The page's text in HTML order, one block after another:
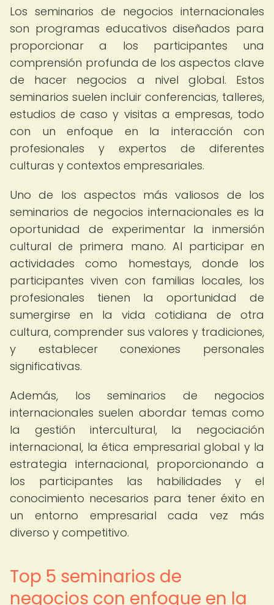
Los seminarios de negocios internacionales
son programas educativos diseñados para
proporcionar a los participantes una
comprensión profunda de los aspectos clave
de hacer negocios a nivel global. Estos
seminarios suelen incluir conferencias, talleres,
estudios de caso y visitas a empresas, todo
con un enfoque en la interacción con
profesionales y expertos de diferentes
culturas y contextos empresariales.
Uno de los aspectos más valiosos de los
seminarios de negocios internacionales es la
oportunidad de experimentar la inmersión
cultural de primera mano. Al participar en
actividades como homestays, donde los
participantes viven con familias locales, los
profesionales tienen la oportunidad de
sumergirse en la vida cotidiana de otra
cultura, comprender sus valores y tradiciones,
y establecer conexiones personales
significativas.
Además, los seminarios de negocios
internacionales suelen abordar temas como
la gestión intercultural, la negociación
internacional, la ética empresarial global y la
estrategia internacional, proporcionando a
los participantes las habilidades y el
conocimiento necesarios para tener éxito en
un entorno empresarial cada vez más
diverso y competitivo.
Top 5 seminarios de
negocios con enfoque en la